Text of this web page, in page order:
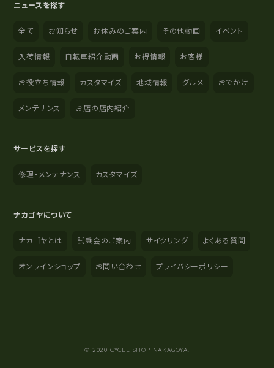
ニュースを探す
全て お知らせ お休みのご案内 その他動画 イベント
入荷情報 自転車紹介動画 お得情報 お客様
お役立ち情報 カスタマイズ 地域情報 グルメ おでかけ
メンテナンス お店の店内紹介
サービスを探す
修理・メンテナンス カスタマイズ
ナカゴヤについて
ナカゴヤとは 試乗会のご案内 サイクリング よくある質問
オンラインショップ お問い合わせ プライバシーポリシー
© 2020 CYCLE SHOP NAKAGOYA.